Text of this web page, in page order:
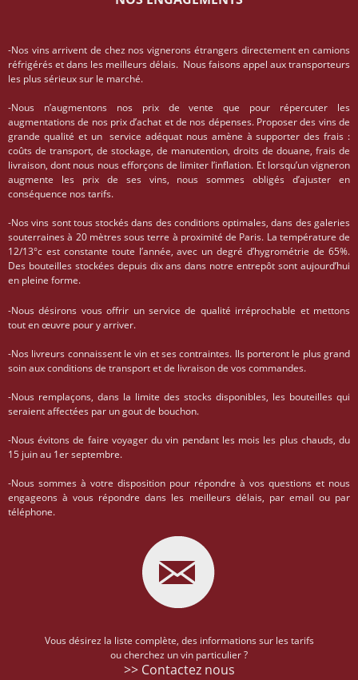
-Nos vins arrivent de chez nos vignerons étrangers directement en camions
réfrigérés et dans les meilleurs délais. Nous faisons appel aux transporteurs
les plus sérieux sur le marché.
-Nous n’augmentons nos prix de vente que pour répercuter les
augmentations de nos prix d’achat et de nos dépenses. Proposer des vins de
grande qualité et un service adéquat nous amène à supporter des frais :
coûts de transport, de stockage, de manutention, droits de douane, frais de
livraison, dont nous nous efforçons de limiter l’inflation. Et lorsqu’un vigneron
augmente les prix de ses vins, nous sommes obligés d’ajuster en
conséquence nos tarifs.
-Nos vins sont tous stockés dans des conditions optimales, dans des galeries
souterraines à 20 mètres sous terre à proximité de Paris. La température de
12/13°c est constante toute l’année, avec un degré d’hygrométrie de 65%.
Des bouteilles stockées depuis dix ans dans notre entrepôt sont aujourd’hui
en pleine forme.
-Nous désirons vous offrir un service de qualité irréprochable et mettons
tout en œuvre pour y arriver.
-Nos livreurs connaissent le vin et ses contraintes. Ils porteront le plus grand
soin aux conditions de transport et de livraison de vos commandes.
-Nous remplaçons, dans la limite des stocks disponibles, les bouteilles qui
seraient affectées par un gout de bouchon.
-Nous évitons de faire voyager du vin pendant les mois les plus chauds, du
15 juin au 1er septembre.
-Nous sommes à votre disposition pour répondre à vos questions et nous
engageons à vous répondre dans les meilleurs délais, par email ou par
téléphone.
Vous désirez la liste complète, des informations sur les tarifs
ou cherchez un vin particulier ?
>> Contactez nous